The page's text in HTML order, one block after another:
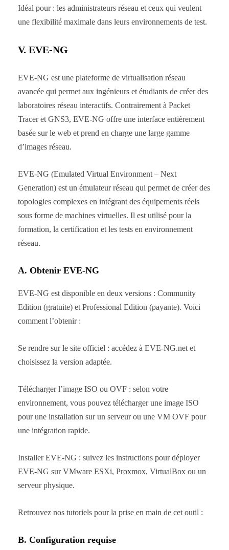
Idéal pour : les administrateurs réseau et ceux qui veulent
une flexibilité maximale dans leurs environnements de test.
V. EVE-NG
EVE-NG est une plateforme de virtualisation réseau
avancée qui permet aux ingénieurs et étudiants de créer des
laboratoires réseau interactifs. Contrairement à Packet
Tracer et GNS3, EVE-NG offre une interface entièrement
basée sur le web et prend en charge une large gamme
d’images réseau.
EVE-NG (Emulated Virtual Environment – Next
Generation) est un émulateur réseau qui permet de créer des
topologies complexes en intégrant des équipements réels
sous forme de machines virtuelles. Il est utilisé pour la
formation, la certification et les tests en environnement
réseau.
A. Obtenir EVE-NG
EVE-NG est disponible en deux versions : Community
Edition (gratuite) et Professional Edition (payante). Voici
comment l’obtenir :
Se rendre sur le site officiel : accédez à EVE-NG.net et
choisissez la version adaptée.
Télécharger l’image ISO ou OVF : selon votre
environnement, vous pouvez télécharger une image ISO
pour une installation sur un serveur ou une VM OVF pour
une intégration rapide.
Installer EVE-NG : suivez les instructions pour déployer
EVE-NG sur VMware ESXi, Proxmox, VirtualBox ou un
serveur physique.
Retrouvez nos tutoriels pour la prise en main de cet outil :
B. Configuration requise